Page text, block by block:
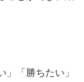
「勝ちたい」